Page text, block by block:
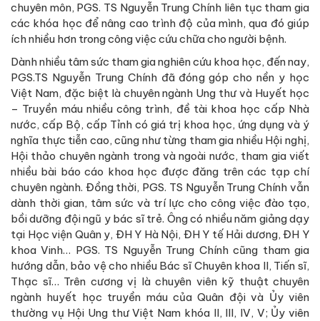
chuyên môn, PGS. TS Nguyễn Trung Chính liên tục tham gia
các khóa học để nâng cao trình độ của mình, qua đó giúp
ích nhiều hơn trong công việc cứu chữa cho người bệnh.
Dành nhiều tâm sức tham gia nghiên cứu khoa học, đến nay,
PGS.TS Nguyễn Trung Chính đã đóng góp cho nền y học
Việt Nam, đặc biệt là chuyên ngành Ung thư và Huyết học
– Truyền máu nhiều công trình, đề tài khoa học cấp Nhà
nước, cấp Bộ, cấp Tỉnh có giá trị khoa học, ứng dụng và ý
nghĩa thực tiễn cao, cũng như từng tham gia nhiều Hội nghị,
Hội thảo chuyên ngành trong và ngoài nước, tham gia viết
nhiều bài báo cáo khoa học được đăng trên các tạp chí
chuyên ngành. Đồng thời, PGS. TS Nguyễn Trung Chính vẫn
dành thời gian, tâm sức và trí lực cho công việc đào tạo,
bồi dưỡng đội ngũ y bác sĩ trẻ. Ông có nhiều năm giảng dạy
tại Học viện Quân y, ĐH Y Hà Nội, ĐH Y tế Hải dương, ĐH Y
khoa Vinh… PGS. TS Nguyễn Trung Chính cũng tham gia
hướng dẫn, bảo vệ cho nhiều Bác sĩ Chuyên khoa II, Tiến sĩ,
Thạc sĩ… Trên cương vị là chuyên viên kỹ thuật chuyên
ngành huyết học truyền máu của Quân đội và Ủy viên
thường vụ Hội Ung thư Việt Nam khóa II, III, IV, V; Ủy viên